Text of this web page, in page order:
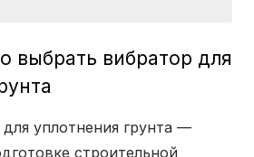
выбрать вибратор для
уплотнения грунта —
строительной